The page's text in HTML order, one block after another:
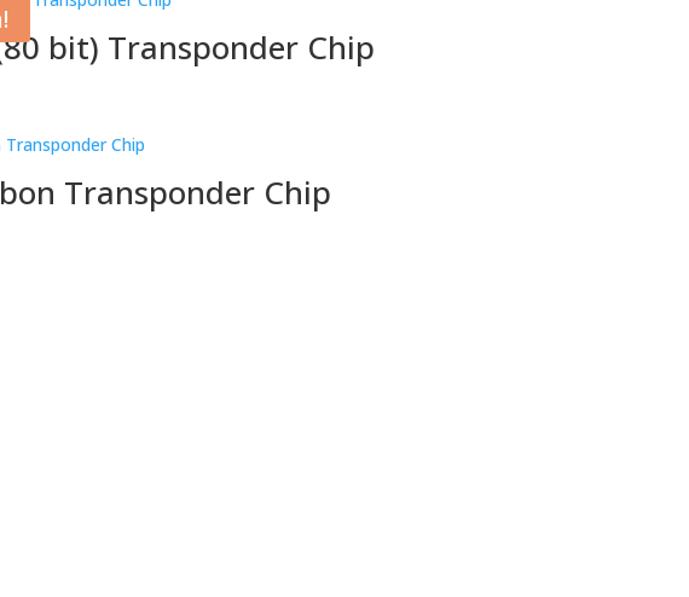
bit) Transponder Chip
Transponder Chip